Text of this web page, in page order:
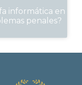
informática en
penales?